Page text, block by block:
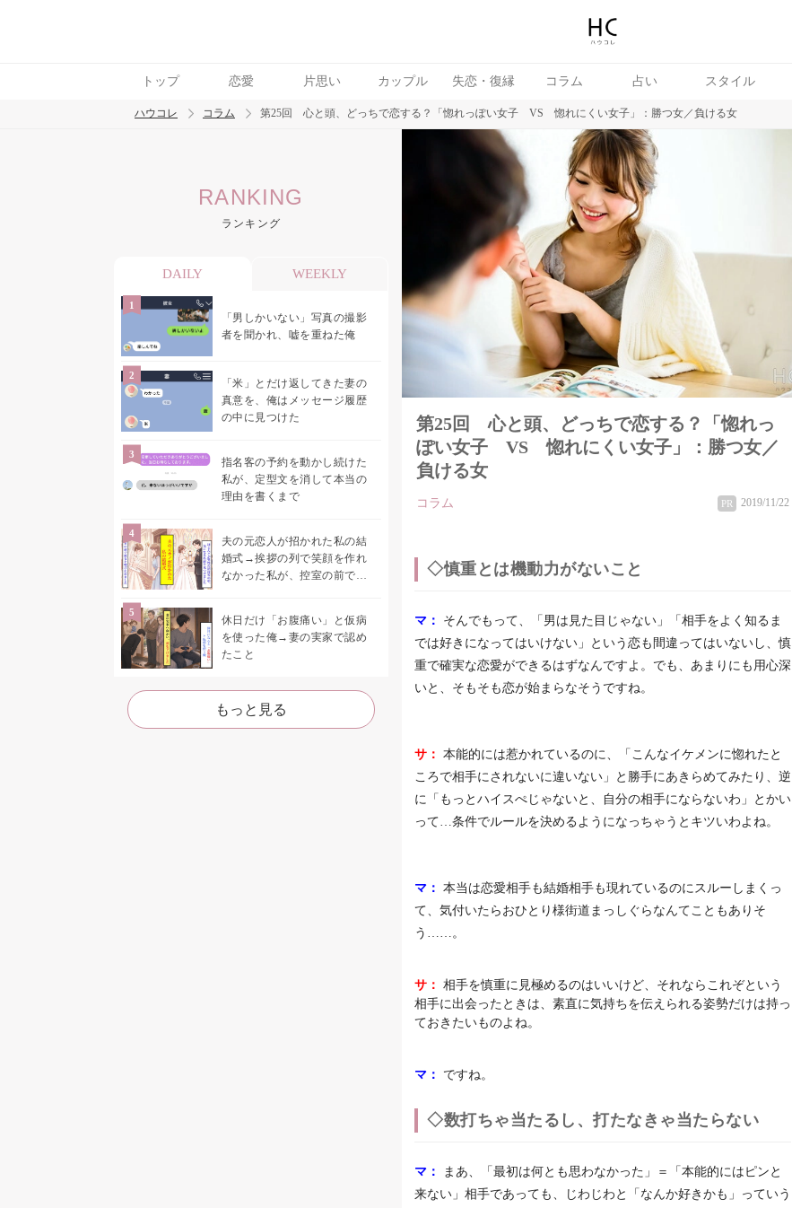
トップ 恋愛 片思い カップル 失恋・復縁 コラム 占い スタイル
トレンド ワード
ハウコレ コラム 第25回 心と頭、どっちで恋する？「惚れっぽい女子 VS 惚れにくい女子」：勝つ女／負ける女
RANKING
ランキング
DAILY WEEKLY
「男しかいない」写真の撮影
者を聞かれ、嘘を重ねた俺
「米」とだけ返してきた妻の
真意を、俺はメッセージ履歴
の中に見つけた
指名客の予約を動かし続けた
私が、定型文を消して本当の
理由を書くまで
夫の元恋人が招かれた私の結
婚式→挨拶の列で笑顔を作れ
なかった私が、控室の前で彼
休日だけ「お腹痛い」と仮病
を使った俺→妻の実家で認め
たこと
もっと見る
第25回 心と頭、どっちで恋する？「惚れっ
ぽい女子 VS 惚れにくい女子」：勝つ女／
負ける女
コラム PR 2019/11/22
◇慎重とは機動力がないこと
マ：
そんでもって、「男は見た目じゃない」「相手をよく知るま
では好きになってはいけない」という恋も間違ってはいないし、慎
重で確実な恋愛ができるはずなんですよ。でも、あまりにも用心深
いと、そもそも恋が始まらなそうですね。
サ： 本能的には惹かれているのに、「こんなイケメンに惚れたと
ころで相手にされないに違いない」と勝手にあきらめてみたり、逆
に「もっとハイスぺじゃないと、自分の相手にならないわ」とかい
って…条件でルールを決めるようになっちゃうとキツいわよね。
マ： 本当は恋愛相手も結婚相手も現れているのにスルーしまくっ
て、気付いたらおひとり様街道まっしぐらなんてこともありそ
う……。
サ： 相手を慎重に見極めるのはいいけど、それならこれぞという
相手に出会ったときは、素直に気持ちを伝えられる姿勢だけは持っ
ておきたいものよね。
マ： ですね。
◇数打ちゃ当たるし、打たなきゃ当たらない
マ：
まあ、「最初は何とも思わなかった」＝「本能的にはピンと
来ない」相手であっても、じわじわと「なんか好きかも」っていう